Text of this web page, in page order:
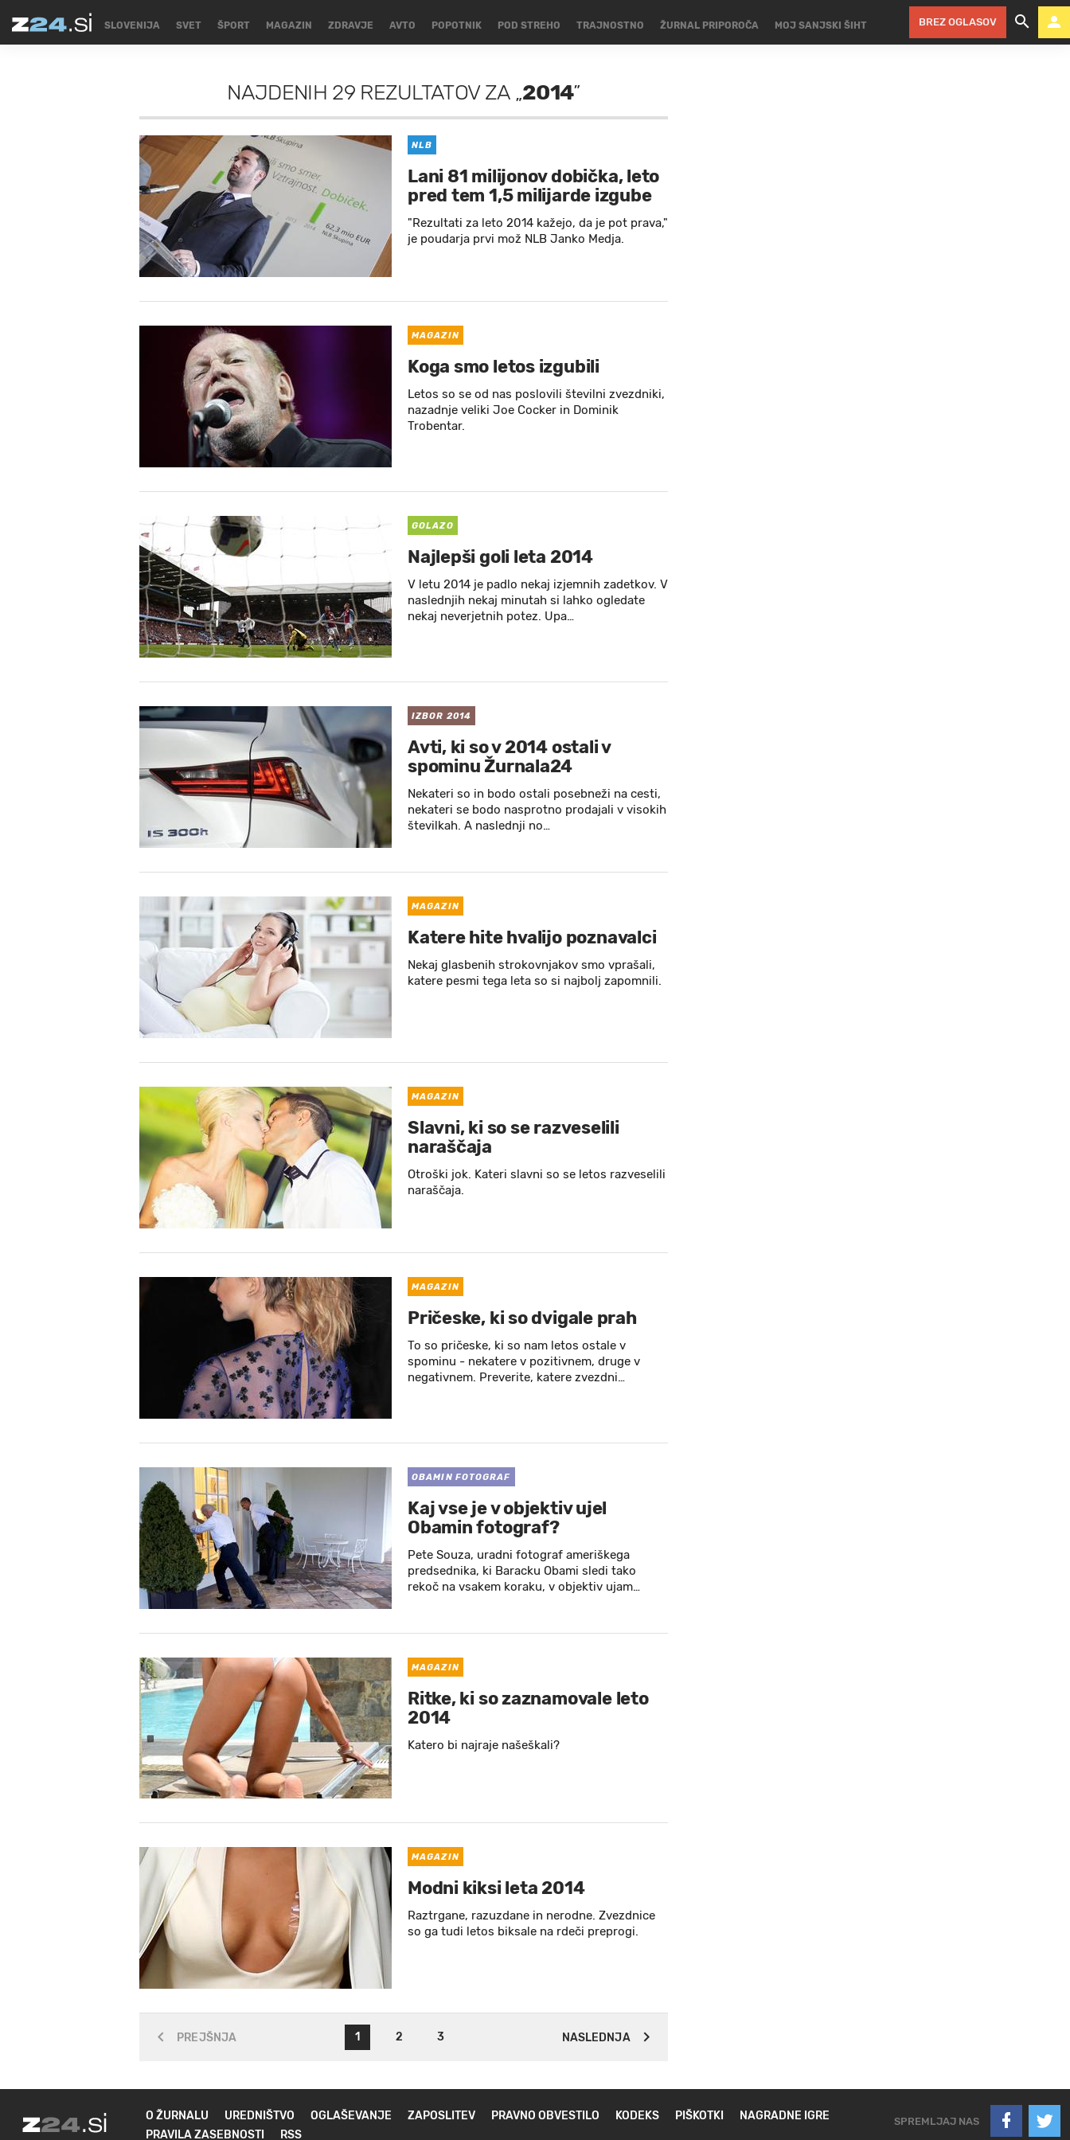
SLOVENIJA SVET ŠPORT MAGAZIN ZDRAVJE AVTO POPOTNIK POD STREHO TRAJNOSTNO ŽURNAL PRIPOROČA MOJ SANJSKI ŠIHT BREZ OGLASOV
NAJDENIH 29 REZULTATOVZA„2014”
NLB
Lani 81 milijonov dobička, leto
pred tem 1,5 milijarde izgube
"Rezultati za leto 2014 kažejo, da je pot prava,"
je poudarja prvi mož NLB Janko Medja.
MAGAZIN
Koga smo letos izgubili
Letos so se od nas poslovili številni zvezdniki,
nazadnje veliki Joe Cocker in Dominik
Trobentar.
GOLAZO
Najlepši goli leta 2014
V letu 2014 je padlo nekaj izjemnih zadetkov. V
naslednjih nekaj minutah si lahko ogledate
nekaj neverjetnih potez. Upa…
IZBOR 2014
Avti, ki so v 2014 ostali v
spominu Žurnala24
Nekateri so in bodo ostali posebneži na cesti,
nekateri se bodo nasprotno prodajali v visokih
številkah. A naslednji no…
MAGAZIN
Katere hite hvalijo poznavalci
Nekaj glasbenih strokovnjakov smo vprašali,
katere pesmi tega leta so si najbolj zapomnili.
MAGAZIN
Slavni, ki so se razveselili
naraščaja
Otroški jok. Kateri slavni so se letos razveselili
naraščaja.
MAGAZIN
Pričeske, ki so dvigale prah
To so pričeske, ki so nam letos ostale v
spominu - nekatere v pozitivnem, druge v
negativnem. Preverite, katere zvezdni…
OBAMIN FOTOGRAF
Kaj vse je v objektiv ujel
Obamin fotograf?
Pete Souza, uradni fotograf ameriškega
predsednika, ki Baracku Obami sledi tako
rekoč na vsakem koraku, v objektiv ujam…
MAGAZIN
Ritke, ki so zaznamovale leto
2014
Katero bi najraje našeškali?
MAGAZIN
Modni kiksi leta 2014
Raztrgane, razuzdane in nerodne. Zvezdnice
so ga tudi letos biksale na rdeči preprogi.
PREJŠNJA 1 2 3 NASLEDNJA
O ŽURNALU UREDNIŠTVO OGLAŠEVANJE ZAPOSLITEV PRAVNO OBVESTILO KODEKS PIŠKOTKI
NAGRADNE IGRE
PRAVILA ZASEBNOSTI
RSS
SPREMLJAJ NAS